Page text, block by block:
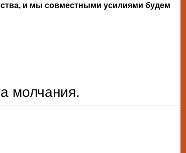
и мы совместными усилиями будем
молчания.